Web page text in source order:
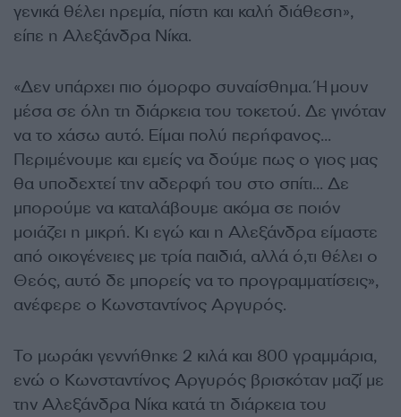
γενικά θέλει ηρεμία, πίστη και καλή διάθεση»,
είπε η Αλεξάνδρα Νίκα.
«Δεν υπάρχει πιο όμορφο συναίσθημα. Ήμουν
μέσα σε όλη τη διάρκεια του τοκετού. Δε γινόταν
να το χάσω αυτό. Είμαι πολύ περήφανος…
Περιμένουμε και εμείς να δούμε πως ο γιος μας
θα υποδεχτεί την αδερφή του στο σπίτι… Δε
μπορούμε να καταλάβουμε ακόμα σε ποιόν
μοιάζει η μικρή. Κι εγώ και η Αλεξάνδρα είμαστε
από οικογένειες με τρία παιδιά, αλλά ό,τι θέλει ο
Θεός, αυτό δε μπορείς να το προγραμματίσεις»,
ανέφερε ο Κωνσταντίνος Αργυρός.
Το μωράκι γεννήθηκε 2 κιλά και 800 γραμμάρια,
ενώ ο Κωνσταντίνος Αργυρός βρισκόταν μαζί με
την Αλεξάνδρα Νίκα κατά τη διάρκεια του